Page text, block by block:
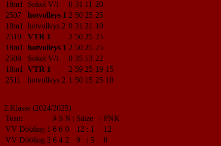
18m1
Sokol V/1 0 31 11 20
2507
hotvolleys 1 2 50 25 25
18m1
hotvolleys 2 0 31 21 10
2510
VTR 1 2 50 25 25
18m1
hotvolleys 1 2 50 25 25
2508
Sokol V/1 0 35 13 22
18m1
VTR 1 2 59 25 19 15
2511
hotvolleys 2 1 50 15 25 10
2.Klasse (2024/2025)
Team
# S N | Sätze | PNK
VV Döbling 1 6 6 0 12 : 1
12
VV Döbling 2 6 4 2 9 : 5
8